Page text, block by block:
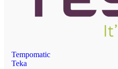
Tempomatic
Teka